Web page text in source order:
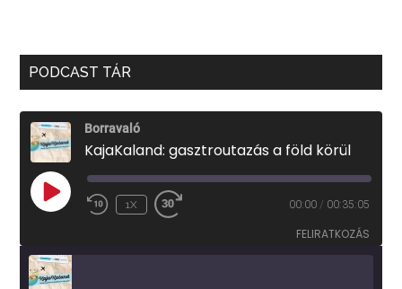
PODCAST TÁR
Borravaló
KajaKaland: gasztroutazás a föld körül
PLAY
EPISODE
1X 00:00 / 00:35:05
FELIRATKOZÁS